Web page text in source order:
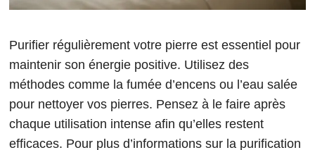
Purifier régulièrement votre pierre est essentiel pour
maintenir son énergie positive. Utilisez des
méthodes comme la fumée d’encens ou l’eau salée
pour nettoyer vos pierres. Pensez à le faire après
chaque utilisation intense afin qu’elles restent
efficaces. Pour plus d’informations sur la purification